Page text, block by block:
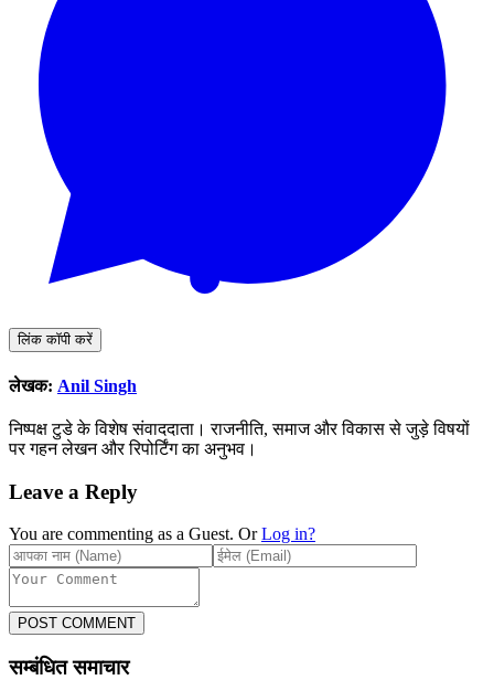
लिंक कॉपी करें
लेखक: Anil Singh
निष्पक्ष टुडे के विशेष संवाददाता। राजनीति, समाज और विकास से जुड़े विषयों
पर गहन लेखन और रिपोर्टिंग का अनुभव।
Leave a Reply
You are commenting as a Guest. Or Log in?
POST COMMENT
सम्बंधित समाचार